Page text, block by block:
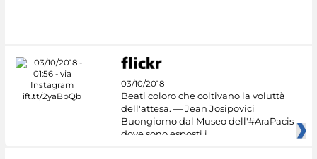
03/10/2018
Beati coloro che coltivano la voluttà
dell'attesa. — Jean Josipovici
Buongiorno dal Museo dell'#AraPacis
dove sono esposti i